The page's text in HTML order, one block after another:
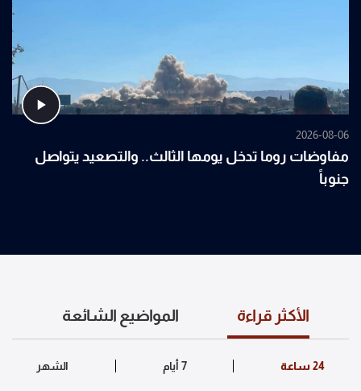
2026-08-06
مفاوضات روما تدخل يومها الثالث.. والتصعيد يتواصل
جنوباً
الأكثر قراءة المواضيع الشائعة